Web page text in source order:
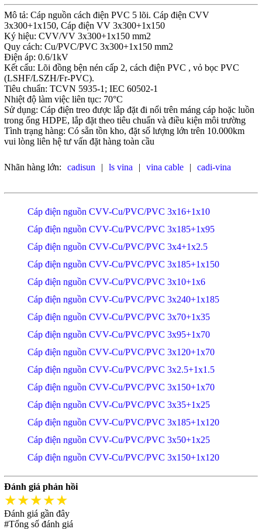
Mô tả: Cáp nguồn cách điện PVC 5 lõi. Cáp điện CVV
3x300+1x150, Cáp điện VV 3x300+1x150
Ký hiệu: CVV/VV 3x300+1x150 mm2
Quy cách: Cu/PVC/PVC 3x300+1x150 mm2
Điện áp: 0.6/1kV
Kết cấu: Lõi đồng bện nén cấp 2, cách điện PVC , vỏ bọc PVC
(LSHF/LSZH/Fr-PVC).
Tiêu chuẩn: TCVN 5935-1; IEC 60502-1
Nhiệt độ làm việc liên tục: 70°C
Sử dụng: Cáp điện treo được lắp đặt đi nổi trên máng cáp hoặc luồn
trong ống HDPE, lắp đặt theo tiêu chuẩn và điều kiện môi trường
Tình trạng hàng: Có sẵn tồn kho, đặt số lượng lớn trên 10.000km
vui lòng liên hệ tư vấn đặt hàng toàn cầu
Nhãn hàng lớn: cadisun | ls vina | vina cable | cadi-vina
Cáp điện nguồn CVV-Cu/PVC/PVC 3x16+1x10
Cáp điện nguồn CVV-Cu/PVC/PVC 3x185+1x95
Cáp điện nguồn CVV-Cu/PVC/PVC 3x4+1x2.5
Cáp điện nguồn CVV-Cu/PVC/PVC 3x185+1x150
Cáp điện nguồn CVV-Cu/PVC/PVC 3x10+1x6
Cáp điện nguồn CVV-Cu/PVC/PVC 3x240+1x185
Cáp điện nguồn CVV-Cu/PVC/PVC 3x70+1x35
Cáp điện nguồn CVV-Cu/PVC/PVC 3x95+1x70
Cáp điện nguồn CVV-Cu/PVC/PVC 3x120+1x70
Cáp điện nguồn CVV-Cu/PVC/PVC 3x2.5+1x1.5
Cáp điện nguồn CVV-Cu/PVC/PVC 3x150+1x70
Cáp điện nguồn CVV-Cu/PVC/PVC 3x35+1x25
Cáp điện nguồn CVV-Cu/PVC/PVC 3x185+1x120
Cáp điện nguồn CVV-Cu/PVC/PVC 3x50+1x25
Cáp điện nguồn CVV-Cu/PVC/PVC 3x150+1x120
Đánh giá phản hồi
★★★★★
Đánh giá gần đây
#Tổng số đánh giá